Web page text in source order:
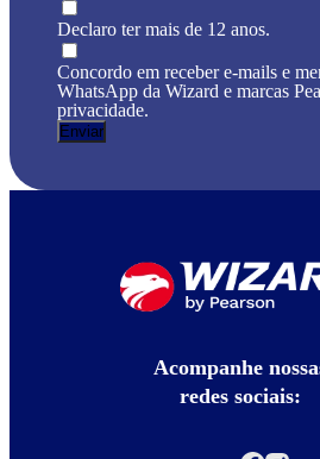
Declaro ter mais de 12 anos.
Concordo em receber e-mails e
WhatsApp da Wizard e marcas
privacidade.
Acompanhe
redes sociais: